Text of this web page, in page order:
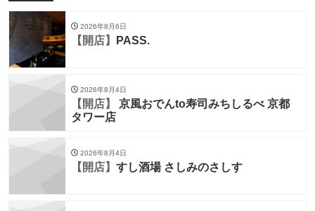
2026年8月6日
【開店】 PASS.
2026年8月4日
【開店】
京風おでんto寿司みちしるべ 京都
タワー店
2026年8月4日
【開店】 すし酒場 さしみのさしす